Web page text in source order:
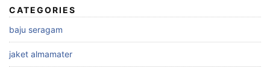
CATEGORIES
baju seragam
jaket almamater